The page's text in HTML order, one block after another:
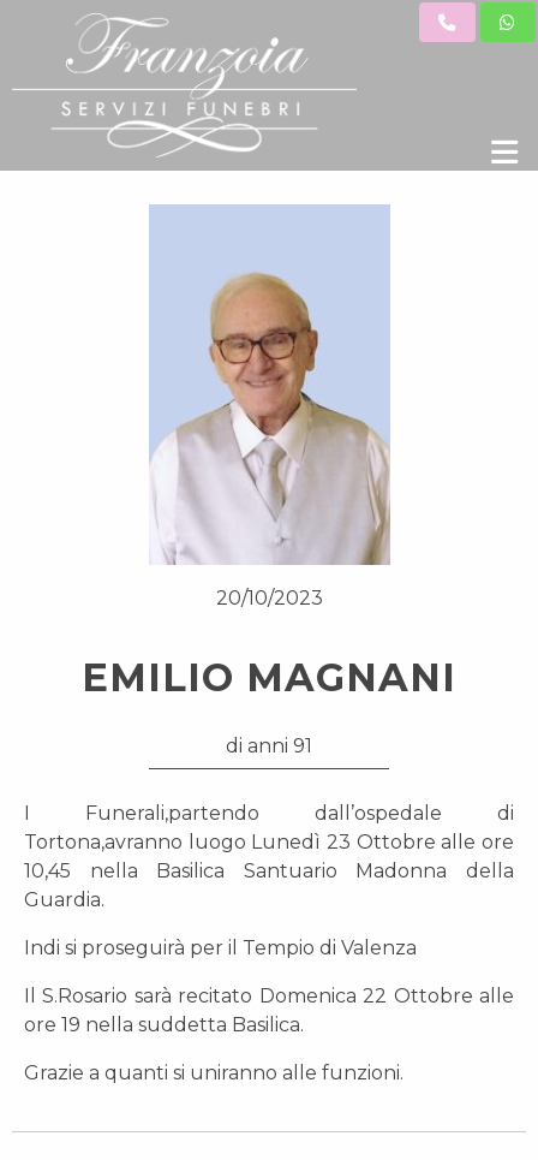
20/10/2023
EMILIO MAGNANI
di anni 91
I Funerali,partendo dall’ospedale di
Tortona,avranno luogo Lunedì 23 Ottobre alle ore
10,45 nella Basilica Santuario Madonna della
Guardia.
Indi si proseguirà per il Tempio di Valenza
Il S.Rosario sarà recitato Domenica 22 Ottobre alle
ore 19 nella suddetta Basilica.
Grazie a quanti si uniranno alle funzioni.